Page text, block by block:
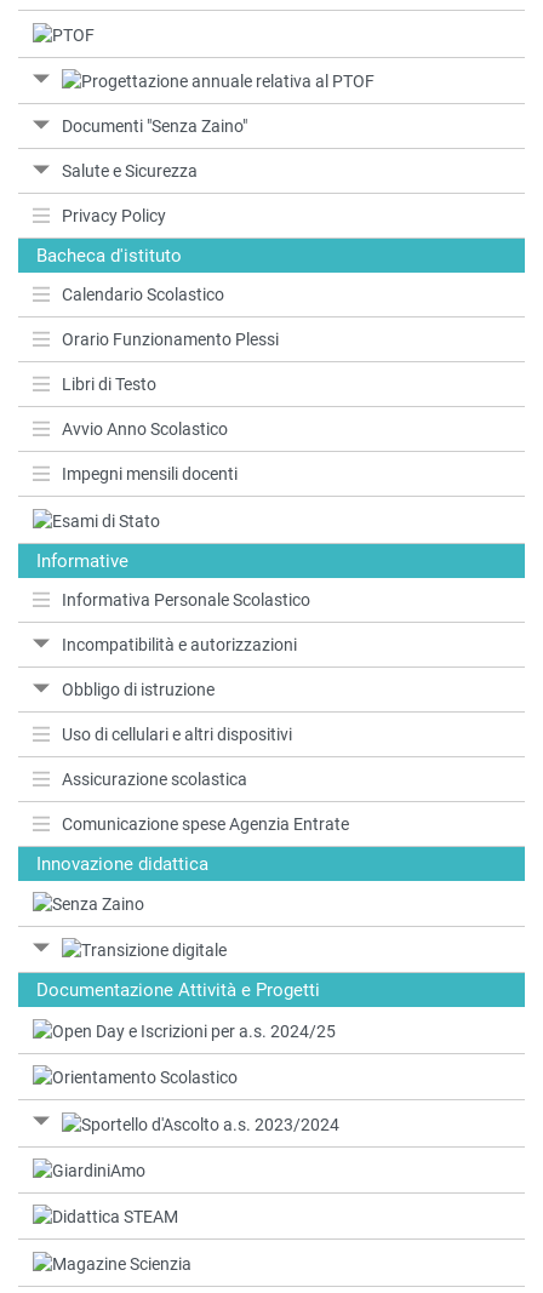
Documenti "Senza Zaino"
Salute e Sicurezza
Privacy Policy
Bacheca d'istituto
Calendario Scolastico
Orario Funzionamento Plessi
Libri di Testo
Avvio Anno Scolastico
Impegni mensili docenti
Informative
Informativa Personale Scolastico
Incompatibilità e autorizzazioni
Obbligo di istruzione
Uso di cellulari e altri dispositivi
Assicurazione scolastica
Comunicazione spese Agenzia Entrate
Innovazione didattica
Documentazione Attività e Progetti